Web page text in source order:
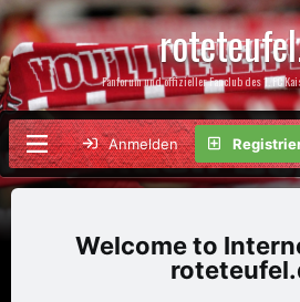
Fanforum und offizieller Fanclub des 1. FC
Anmelden